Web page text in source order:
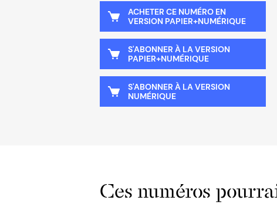
ACHETER CE NUMÉRO EN
VERSION PAPIER+NUMÉRIQUE
S'ABONNER À LA VERSION
PAPIER+NUMÉRIQUE
S'ABONNER À LA VERSION
NUMÉRIQUE
Ces numéros